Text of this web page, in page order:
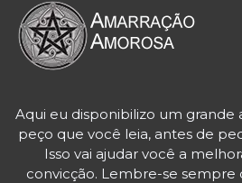
Aqui eu disponibilizo um grande
peço que você leia, antes de
Isso vai ajudar você a
convicção. Lembre-se